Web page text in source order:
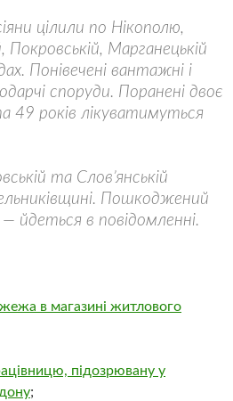
цілили по Нікополю,
Покровській, Марганецькій
Понівечені вантажні і
споруди. Поранені двоє
49 років лікуватимуться
та Слов’янській
Пошкоджений
йдеться в повідомленні.
в магазині житлового
підозрювану у
;